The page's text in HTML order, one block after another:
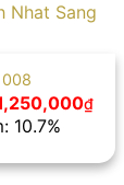
008
₫Giá
là:
10.7%